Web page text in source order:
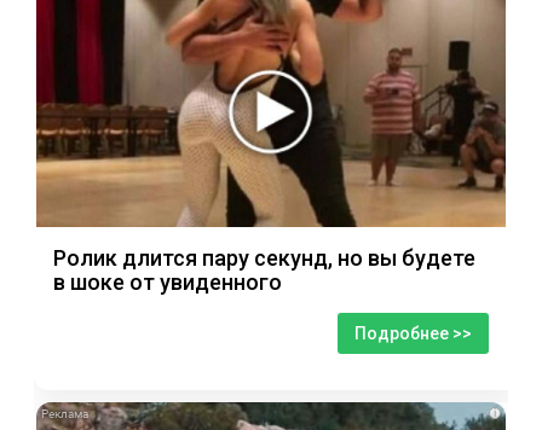
Ролик длится пару секунд, но вы будете
в шоке от увиденного
Подробнее >>
i